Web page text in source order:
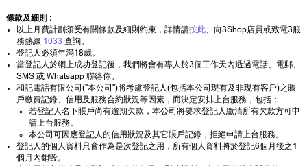
條款及細則 :
以上月費計劃須受有關條款及細則約束，詳情請按此、向3Shop店員或致電3服
務熱線 1033 查詢。
登記人必須年滿18歲。
當登記人於網上成功登記後，我們將會有專人於3個工作天內透過電話、電郵、
SMS 或 Whatsapp 聯絡你。
和記電話有限公司("本公司")將考慮登記人(包括本公司現有及非現有客戶)之賬
戶繳費記錄、信用及服務合約狀況等因素，而決定安排上台服務，包括：
若登記人名下賬戶尚有逾期欠款，本公司將要求登記人繳清所有欠款方可申
請上台服務。
本公司可因應登記人的信用狀況及其它賬戶記錄，拒絕申請上台服務。
登記人的個人資料只會作為是次登記之用，所有個人資料將於登記6個月後之1
個月內銷毀。